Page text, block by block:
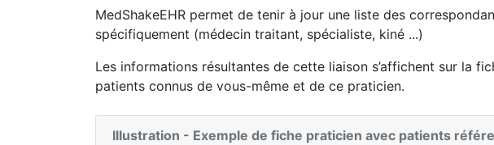
MedShakeEHR permet de tenir à jour une liste des
spécifiquement (médecin traitant, spécialiste, kiné ...)
Les informations résultantes de cette liaison s’affichent sur la
patients connus de vous-même et de ce praticien.
Illustration - Exemple de fiche praticien avec patients